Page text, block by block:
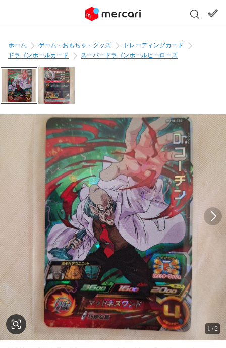
ホーム ゲーム・おもちゃ・グッズ
トレーディングカード
ドラゴンボールカード
スーパードラゴンボールヒーローズ
1 /2